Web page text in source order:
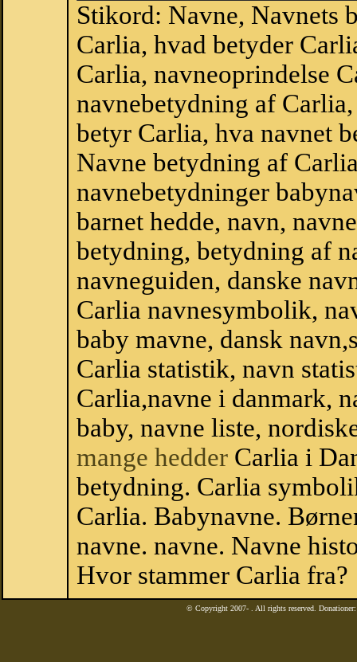
Stikord: Navne, Navnets
Carlia, hvad betyder
Carlia, navneoprindelse
navnebetydning af
betyr Carlia, hva navnet
Navne betydning af
navnebetydninger
barnet hedde, navn,
betydning, betydning af
navneguiden, danske
Carlia navnesymbolik,
baby mavne, dansk
Carlia statistik, navn
Carlia,navne i danmark,
baby, navne liste,
mange hedder Carlia i
betydning. Carlia
Carlia. Babynavne.
navne. navne. Navne
Hvor stammer Carlia fra?
© Copyright 2007- . All rights reserved.